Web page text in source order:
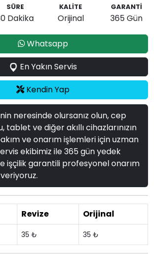
SÜRE
Dakika
KALİTE
Orijinal
GARANTİ
365 Gün
Whatsapp
En Yakın Servis
Kendin Yap
neresinde olursanız olun, cep
tablet ve diğer akıllı cihazlarınızın
ve onarım işlemleri için uzman
ekibimiz ile 365 gün yedek
işçilik garantili profesyonel onarım
Revize Orijinal
35 ₺ 35 ₺